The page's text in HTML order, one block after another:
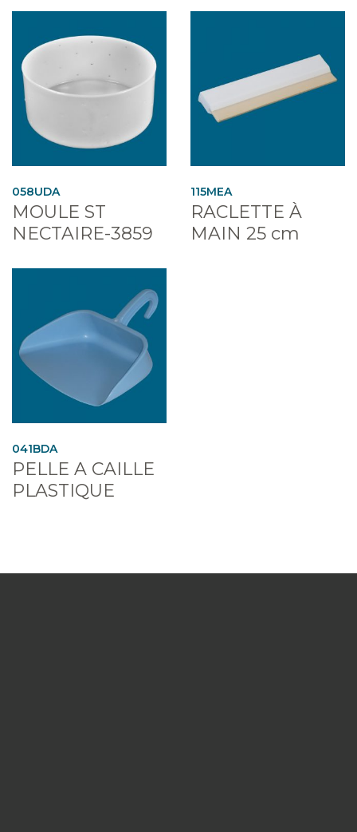
058UDA
MOULE ST
NECTAIRE-3859
115MEA
RACLETTE À
MAIN 25 cm
041BDA
PELLE A CAILLE
PLASTIQUE